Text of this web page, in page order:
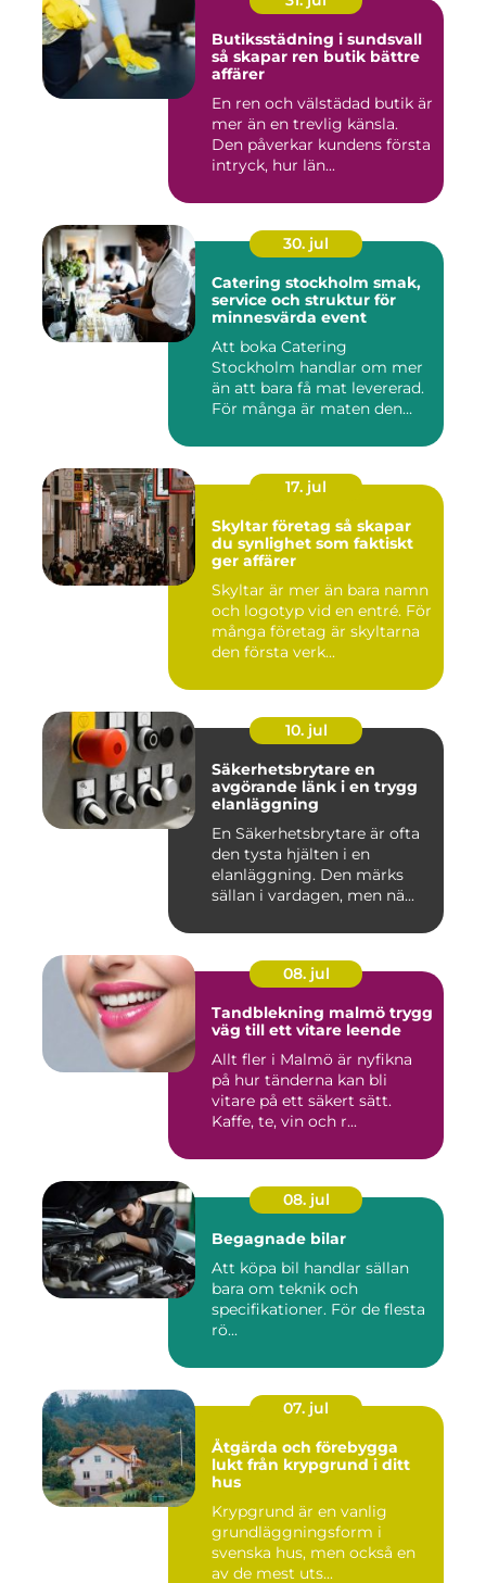
Butiksstädning i sundsvall
så skapar ren butik bättre
affärer
En ren och välstädad butik är
mer än en trevlig känsla.
Den påverkar kundens första
intryck, hur län...
30. jul
Catering stockholm smak,
service och struktur för
minnesvärda event
Att boka Catering
Stockholm handlar om mer
än att bara få mat levererad.
För många är maten den
17. jul
Skyltar företag så skapar
du synlighet som faktiskt
ger affärer
Skyltar är mer än bara namn
och logotyp vid en entré. För
många företag är skyltarna
den första verk...
10. jul
Säkerhetsbrytare en
avgörande länk i en trygg
elanläggning
En Säkerhetsbrytare är ofta
den tysta hjälten i en
elanläggning. Den märks
sällan i vardagen, men nä...
08. jul
Tandblekning malmö trygg
väg till ett vitare leende
Allt fler i Malmö är nyfikna
på hur tänderna kan bli
vitare på ett säkert sätt.
Kaffe, te, vin och r...
08. jul
Begagnade bilar
Att köpa bil handlar sällan
bara om teknik och
specifikationer. För de flesta
rö...
07. jul
Åtgärda och förebygga
lukt från krypgrund i ditt
hus
Krypgrund är en vanlig
grundläggningsform i
svenska hus, men också en
av de mest uts...